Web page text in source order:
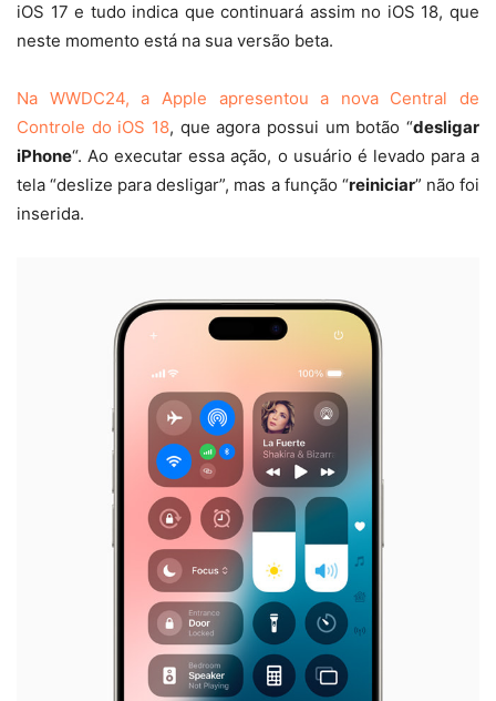
iOS 17 e tudo indica que continuará assim no iOS 18, que
neste momento está na sua versão beta.
Na WWDC24, a Apple apresentou a nova Central de
Controle do iOS 18, que agora possui um botão “desligar
iPhone“. Ao executar essa ação, o usuário é levado para a
tela “deslize para desligar”, mas a função “reiniciar” não foi
inserida.